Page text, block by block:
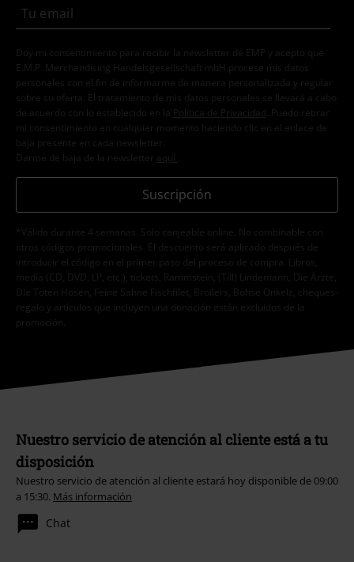
Doy mi consentimiento para recibir la newsletter de EMP y acepto que
E.M.P. Merchandising Handelsgesellschaft mbH procese mis datos
personales con el fin de informarme de manera personalizada y regular
sobre su oferta. El tratamiento de mis datos personales se llevará a cabo
de acuerdo con lo establecido en la
Política de Privacidad . Puedo retirar
mi consentimiento en cualquier momento haciendo clic en el enlace de
baja presente en cada newsletter.
Darme de baja de la newsletter
aquí
Suscripción
*Válido durante 4 semanas. Solo canjeable online. No combinable con
otros códigos promocionales. El descuento será aplicado después de
introducir el código en el primer paso del proceso de compra. Libros,
media (CD, DVD, LP, etc.), tickets, Rammstein, (Till) Lindemann, Die Ärzte,
Die Toten Hosen, Feine Sahne Fischfilet, Broilers, Böhse Onkelz, cheques-
regalo y artículos que incluyen una donación están excluidos de la
promoción.
Nuestro servicio de atención al cliente está a tu
disposición
Nuestro servicio de atención al cliente estará hoy disponible de 09:00
a 15:30. Más información
Chat